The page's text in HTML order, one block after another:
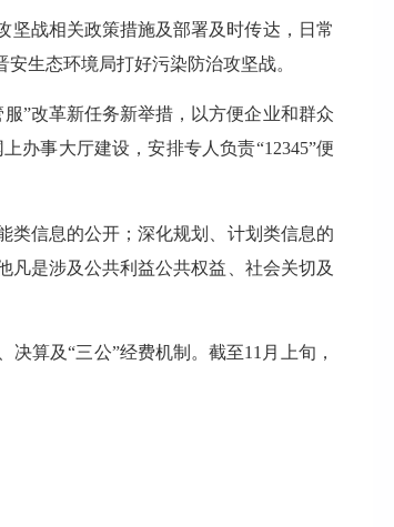
坚战相关政策措施及部署及时传达，日常
生态环境局打好污染防治攻坚战。
”改革新任务新举措，以方便企业和群众
办事大厅建设，安排专人负责“12345”便
类信息的公开；深化规划、计划类信息的
凡是涉及公共利益公共权益、社会关切及
算及“三公”经费机制。截至11月上旬，